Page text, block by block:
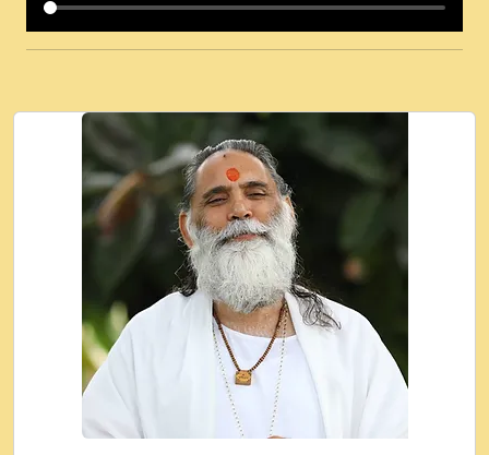
कई पकड क मर हथ र मह वदवन पहच दय! मह जन
Ki - Krishna Bhajan - New Bhajan 2020
#Ishwar Bhakti.mp3
जब से गीता ज्ञान पाया मैं बड़ी मस्ती में हूँ । 2018 -
Rishikesh - Ratan Ji Rasik.mp3
तन हल दल द सनव मड उतत सर रख क, नल रव त
गल लग जव त सर उतत हथ रख द!.mp3
तू कर प्रीतम से प्रीत, यूहीं दिन बीतते जाते हैं ।
2018 - Rishikesh - Swami Gyananand Ji
Maharaj.mp3
न म गवद गपल गद फर, पयर महन न रझद फर! shri